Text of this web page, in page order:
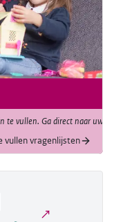
te vullen. Ga direct naar uw
vullen vragenlijsten